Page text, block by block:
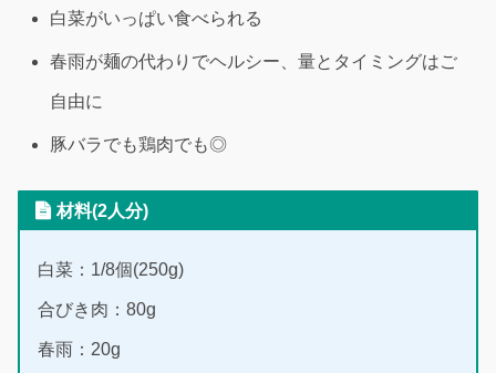
白菜がいっぱい食べられる
春雨が麺の代わりでヘルシー、量とタイミングはご
自由に
豚バラでも鶏肉でも◎
材料(2人分)
白菜：1/8個(250g)
合びき肉：80g
春雨：20g